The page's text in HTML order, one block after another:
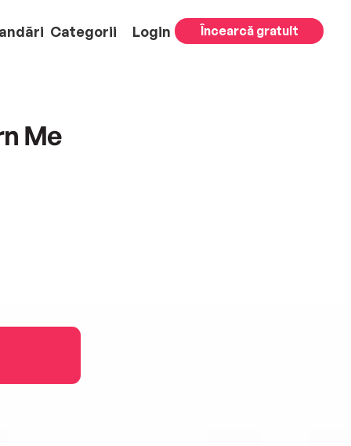
Categorii Login Încearcă gratuit
Me